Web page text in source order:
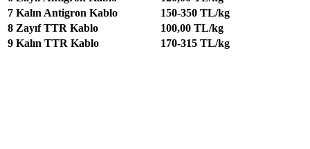
7 Kalın Antigron Kablo
150-350 TL/kg
8 Zayıf TTR Kablo
100,00 TL/kg
9 Kalın TTR Kablo 170-315 TL/kg